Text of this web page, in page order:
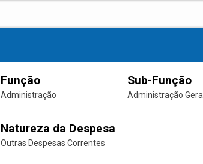
Função
Administração
Sub-Função
Administração Geral
Natureza da Despesa
Outras Despesas Correntes